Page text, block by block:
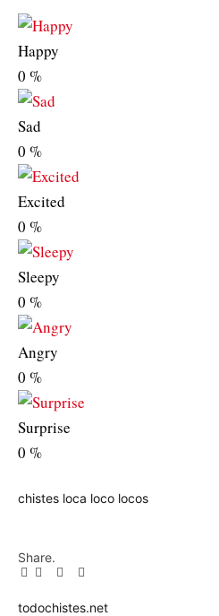
Happy
0 %
Sad
0 %
Excited
0 %
Sleepy
0 %
Angry
0 %
Surprise
0 %
chistes loca loco locos
Share.
Facebook
TwitterPinterest
LinkedIn
Tumblr
Email
todochistes.net